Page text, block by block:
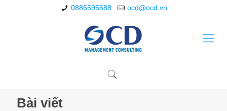
0886595688 ocd@ocd.vn
Bài viết